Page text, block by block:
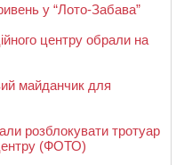
у “Лото-Забава”
центру обрали на
майданчик для
розблокувати тротуар
(ФОТО)